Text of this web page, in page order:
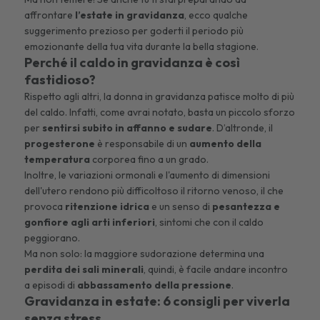
affrontare l’estate in gravidanza, ecco qualche
suggerimento prezioso per goderti il periodo più
emozionante della tua vita durante la bella stagione.
Perché il caldo in gravidanza è così
fastidioso?
Rispetto agli altri, la donna in gravidanza patisce molto di più
del caldo. Infatti, come avrai notato, basta un piccolo sforzo
per sentirsi subito in affanno e sudare. D’altronde, il
progesterone è responsabile di un aumento della
temperatura corporea fino a un grado.
Inoltre, le variazioni ormonali e l'aumento di dimensioni
dell'utero rendono più difficoltoso il ritorno venoso, il che
provoca ritenzione idrica e un senso di pesantezza e
gonfiore agli arti inferiori, sintomi che con il caldo
peggiorano.
Ma non solo: la maggiore sudorazione determina una
perdita dei sali minerali, quindi, è facile andare incontro
a episodi di abbassamento della pressione.
Gravidanza in estate: 6 consigli per viverla